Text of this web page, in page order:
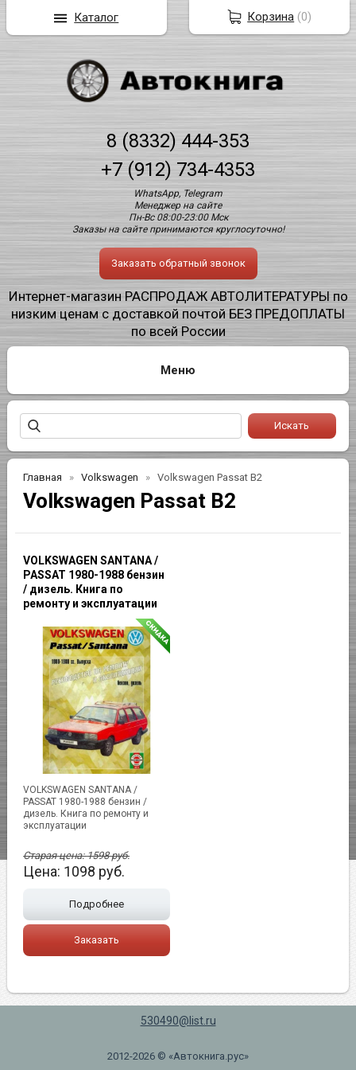
8 (8332) 444-353
+7 (912) 734-4353
WhatsApp, Telegram
Менеджер на сайте
Пн-Вс 08:00-23:00 Мск
Заказы на сайте принимаются круглосуточно!
Заказать обратный звонок
Интернет-магазин РАСПРОДАЖ АВТОЛИТЕРАТУРЫ по
низким ценам с доставкой почтой БЕЗ ПРЕДОПЛАТЫ
по всей России
Главная Volkswagen Volkswagen Passat B2
Volkswagen Passat B2
VOLKSWAGEN SANTANA /
PASSAT 1980-1988 бензин
/ дизель. Книга по
ремонту и эксплуатации
VOLKSWAGEN SANTANA /
PASSAT 1980-1988 бензин /
дизель. Книга по ремонту и
эксплуатации
Старая цена:1598руб.
Цена: 1098 руб.
Подробнее
Заказать
530490@list.ru
2012-2026 © «Автокнига.рус»
Корзина (0)
Каталог